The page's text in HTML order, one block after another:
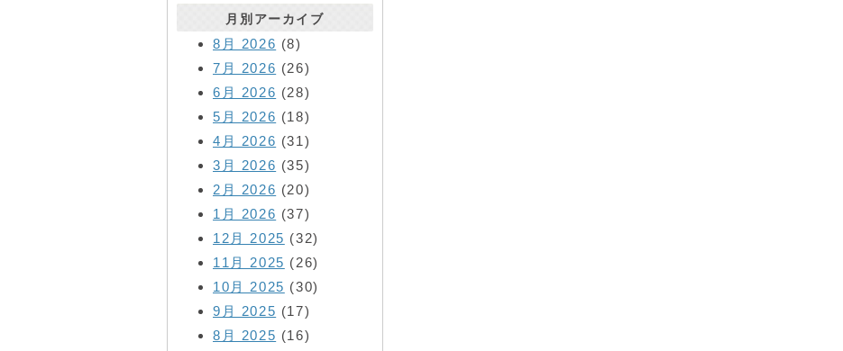
月別アーカイブ
8月 2026 (8)
7月 2026 (26)
6月 2026 (28)
5月 2026 (18)
4月 2026 (31)
3月 2026 (35)
2月 2026 (20)
1月 2026 (37)
12月 2025 (32)
11月 2025 (26)
10月 2025 (30)
9月 2025 (17)
8月 2025 (16)